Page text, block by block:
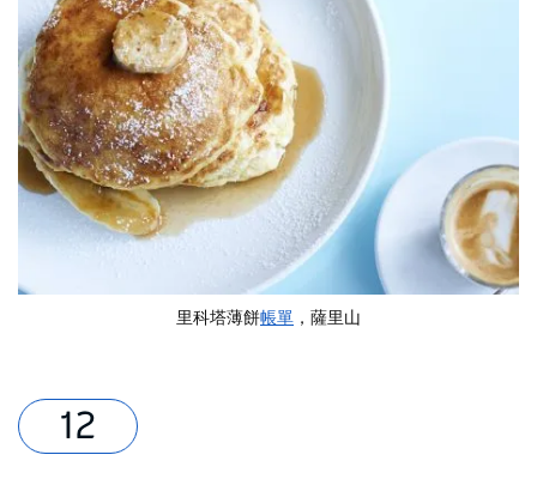
里科塔薄餅帳單 ，薩里山